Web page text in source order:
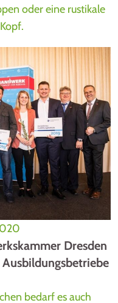
oder eine rustikale
Dresden
bedarf es auch